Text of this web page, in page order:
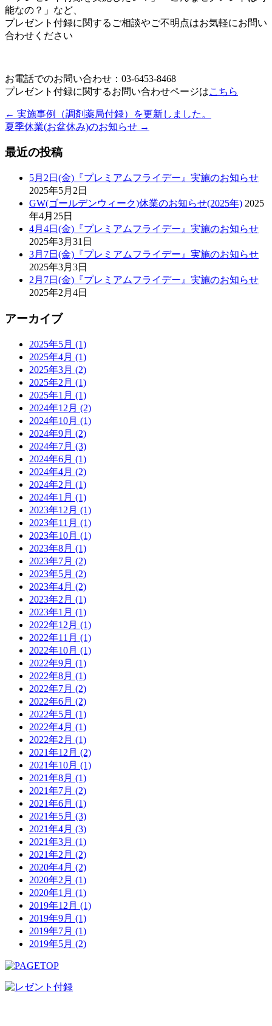
能なの？」など、
プレゼント付録に関するご相談やご不明点はお気軽にお問い
合わせください
お電話でのお問い合わせ：03-6453-8468
プレゼント付録に関するお問い合わせページはこちら
← 実施事例（調剤薬局付録）を更新しました。
夏季休業(お盆休み)のお知らせ →
最近の投稿
5月2日(金)『プレミアムフライデー』実施のお知らせ
2025年5月2日
GW(ゴールデンウィーク)休業のお知らせ(2025年) 2025
年4月25日
4月4日(金)『プレミアムフライデー』実施のお知らせ
2025年3月31日
3月7日(金)『プレミアムフライデー』実施のお知らせ
2025年3月3日
2月7日(金)『プレミアムフライデー』実施のお知らせ
2025年2月4日
アーカイブ
2025年5月 (1)
2025年4月 (1)
2025年3月 (2)
2025年2月 (1)
2025年1月 (1)
2024年12月 (2)
2024年10月 (1)
2024年9月 (2)
2024年7月 (3)
2024年6月 (1)
2024年4月 (2)
2024年2月 (1)
2024年1月 (1)
2023年12月 (1)
2023年11月 (1)
2023年10月 (1)
2023年8月 (1)
2023年7月 (2)
2023年5月 (2)
2023年4月 (2)
2023年2月 (1)
2023年1月 (1)
2022年12月 (1)
2022年11月 (1)
2022年10月 (1)
2022年9月 (1)
2022年8月 (1)
2022年7月 (2)
2022年6月 (2)
2022年5月 (1)
2022年4月 (1)
2022年2月 (1)
2021年12月 (2)
2021年10月 (1)
2021年8月 (1)
2021年7月 (2)
2021年6月 (1)
2021年5月 (3)
2021年4月 (3)
2021年3月 (1)
2021年2月 (2)
2020年4月 (2)
2020年2月 (1)
2020年1月 (1)
2019年12月 (1)
2019年9月 (1)
2019年7月 (1)
2019年5月 (2)